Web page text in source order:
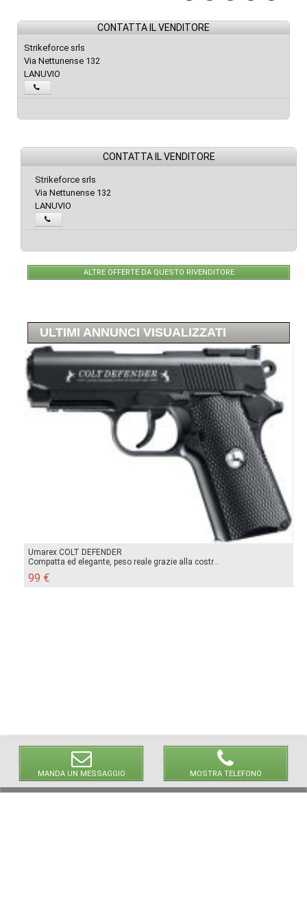
CONTATTA IL VENDITORE
Strikeforce srls
Via Nettunense 132
LANUVIO
MANDA UN MESSAGGIO MOSTRA TELEFONO
CONTATTA IL VENDITORE
Strikeforce srls
Via Nettunense 132
LANUVIO
ALTRE OFFERTE DA QUESTO RIVENDITORE
ULTIMI ANNUNCI VISUALIZZATI
Umarex COLT DEFENDER
Compatta ed elegante, peso reale grazie alla costr...
99 €